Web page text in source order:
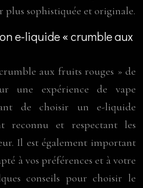
plus sophistiquée et originale.
e-liquide « crumble aux
aux fruits rouges » de
une expérience de vape
de choisir un e-liquide
reconnu et respectant les
Il est également important
à vos préférences et à votre
conseils pour choisir le